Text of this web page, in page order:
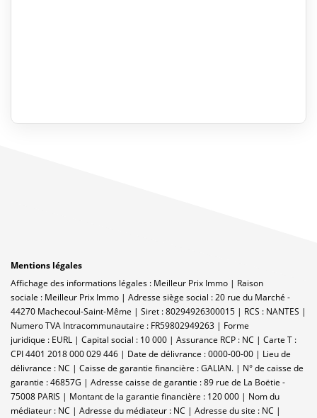
Mentions légales
Affichage des informations légales : Meilleur Prix Immo | Raison
sociale : Meilleur Prix Immo | Adresse siège social : 20 rue du Marché -
44270 Machecoul-Saint-Même | Siret : 80294926300015 | RCS : NANTES |
Numero TVA Intracommunautaire : FR59802949263 | Forme
juridique : EURL | Capital social : 10 000 | Assurance RCP : NC | Carte T :
CPI 4401 2018 000 029 446 | Date de délivrance : 0000-00-00 | Lieu de
délivrance : NC | Caisse de garantie financière : GALIAN. | N° de caisse de
garantie : 46857G | Adresse caisse de garantie : 89 rue de La Boëtie -
75008 PARIS | Montant de la garantie financière : 120 000 | Nom du
médiateur : NC | Adresse du médiateur : NC | Adresse du site : NC |